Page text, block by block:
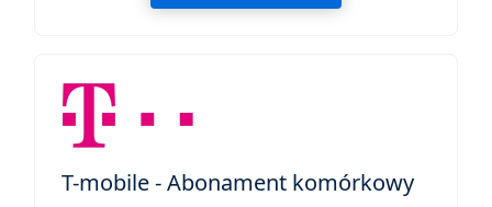
T-mobile - Abonament komórkowy